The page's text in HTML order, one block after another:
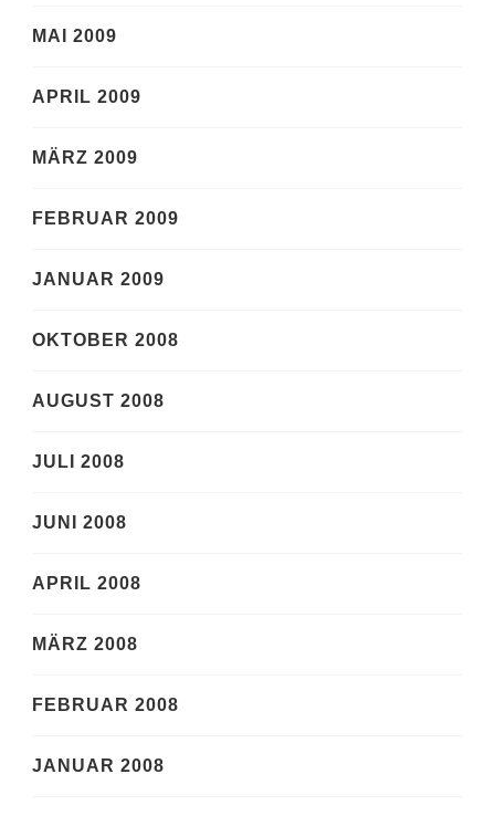
MAI 2009
APRIL 2009
MÄRZ 2009
FEBRUAR 2009
JANUAR 2009
OKTOBER 2008
AUGUST 2008
JULI 2008
JUNI 2008
APRIL 2008
MÄRZ 2008
FEBRUAR 2008
JANUAR 2008